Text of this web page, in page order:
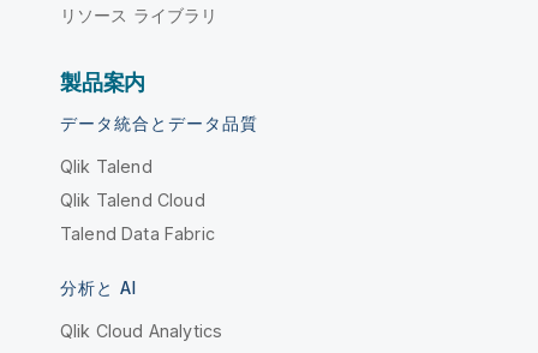
リソース ライブラリ
製品案内
データ統合とデータ品質
Qlik Talend
Qlik Talend Cloud
Talend Data Fabric
分析と AI
Qlik Cloud Analytics